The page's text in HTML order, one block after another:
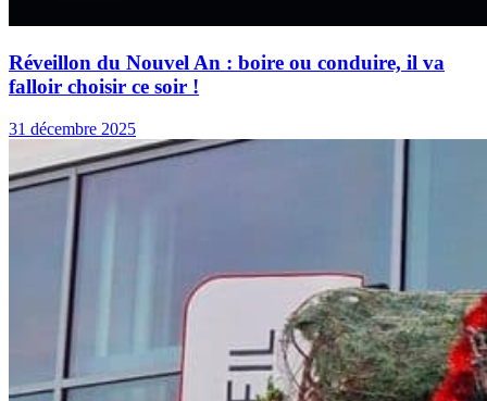
Réveillon du Nouvel An : boire ou conduire, il va
falloir choisir ce soir !
31 décembre 2025